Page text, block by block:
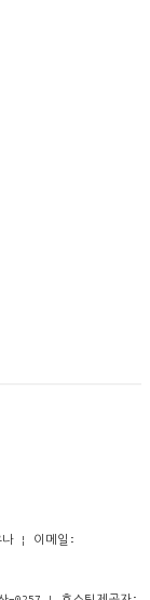
나 | 이메일: